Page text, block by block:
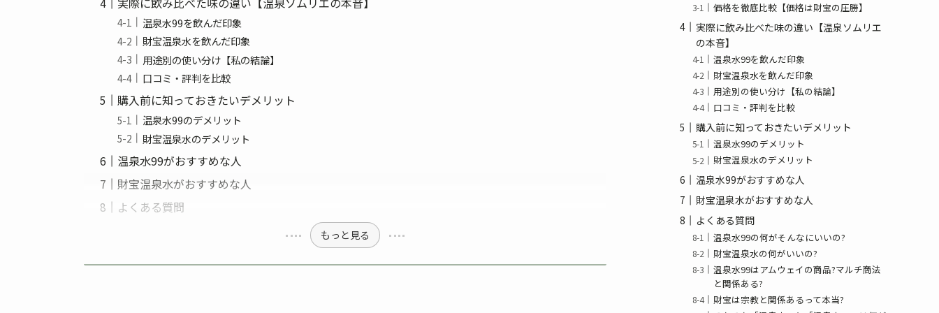
温泉水99を飲んだ印象
財宝温泉水を飲んだ印象
用途別の使い分け【私の結論】
口コミ・評判を比較
購入前に知っておきたいデメリット
温泉水99のデメリット
財宝温泉水のデメリット
温泉水99がおすすめな人
財宝温泉水がおすすめな人
よくある質問
もっと見る
価格を徹底比較【価格は財宝の圧勝】
実際に飲み比べた味の違い【温泉ソムリエ
の本音】
温泉水99を飲んだ印象
財宝温泉水を飲んだ印象
用途別の使い分け【私の結論】
口コミ・評判を比較
購入前に知っておきたいデメリット
温泉水99のデメリット
財宝温泉水のデメリット
温泉水99がおすすめな人
財宝温泉水がおすすめな人
よくある質問
温泉水99の何がそんなにいいの?
財宝温泉水の何がいいの?
温泉水99はアムウェイの商品?マルチ商法
と関係ある?
財宝は宗教と関係あるって本当?